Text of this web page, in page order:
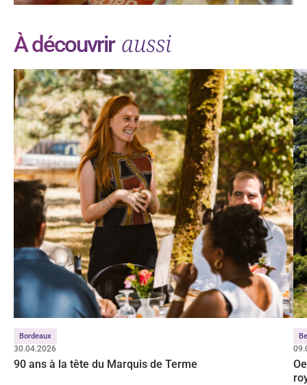
À découvrir aussi
Bordeaux
30.04.2026
90 ans à la tête du Marquis de Terme